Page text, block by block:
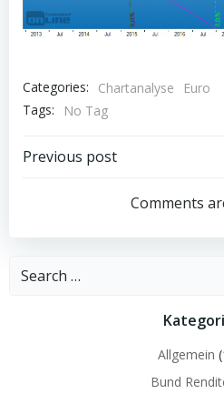
Categories: Chartanalyse
Euro
Tags:
No Tag
Post
navigation
Previous post
Comments
Search
Allgemein
Bund